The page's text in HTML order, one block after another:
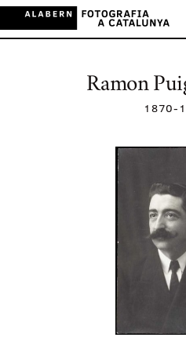
Ramon
1870-